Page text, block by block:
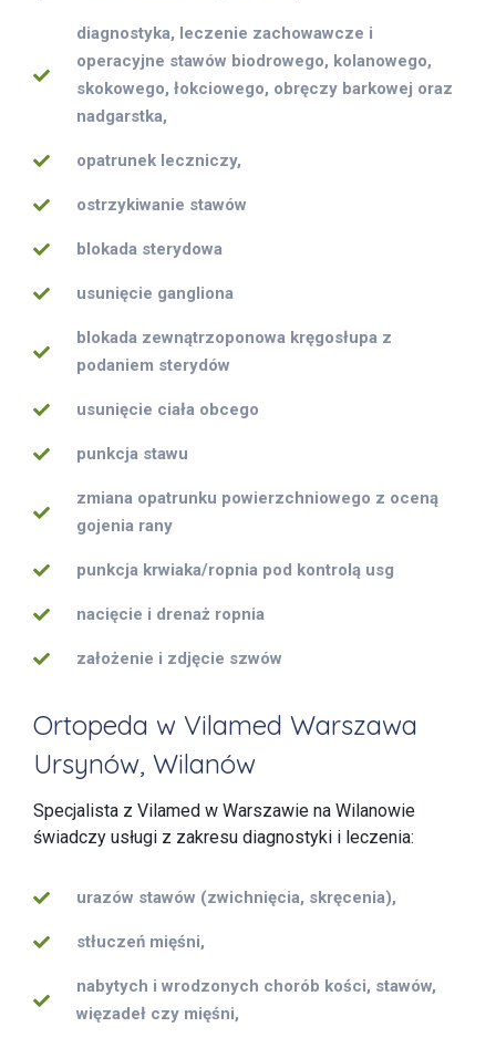
diagnostyka, leczenie zachowawcze i
operacyjne stawów biodrowego, kolanowego,
skokowego, łokciowego, obręczy barkowej oraz
nadgarstka,
opatrunek leczniczy,
ostrzykiwanie stawów
blokada sterydowa
usunięcie gangliona
blokada zewnątrzoponowa kręgosłupa z
podaniem sterydów
usunięcie ciała obcego
punkcja stawu
zmiana opatrunku powierzchniowego z oceną
gojenia rany
punkcja krwiaka/ropnia pod kontrolą usg
nacięcie i drenaż ropnia
założenie i zdjęcie szwów
Ortopeda w Vilamed Warszawa
Ursynów, Wilanów
Specjalista z Vilamed w Warszawie na Wilanowie
świadczy usługi z zakresu diagnostyki i leczenia:
urazów stawów (zwichnięcia, skręcenia),
stłuczeń mięśni,
nabytych i wrodzonych chorób kości, stawów,
więzadeł czy mięśni,